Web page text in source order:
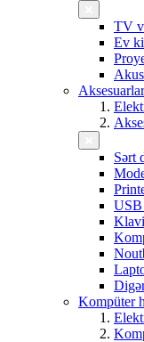
TV
Ev
Aksesuarlar
Sərt
USB
Kompüter